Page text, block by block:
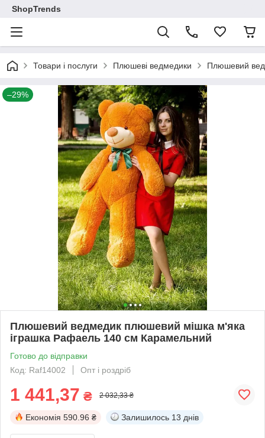
ShopTrends
Товари і послуги Плюшеві ведмедики Плюшевий
–29%
Плюшевий ведмедик плюшевий мішка м'яка
іграшка Рафаель 140 см Карамельний
Готово до відправки
Код: Raf14002
Опт і роздріб
1 441,37 ₴ 2 032,33 ₴
Економія 590.96 ₴ Залишилось 13 днів